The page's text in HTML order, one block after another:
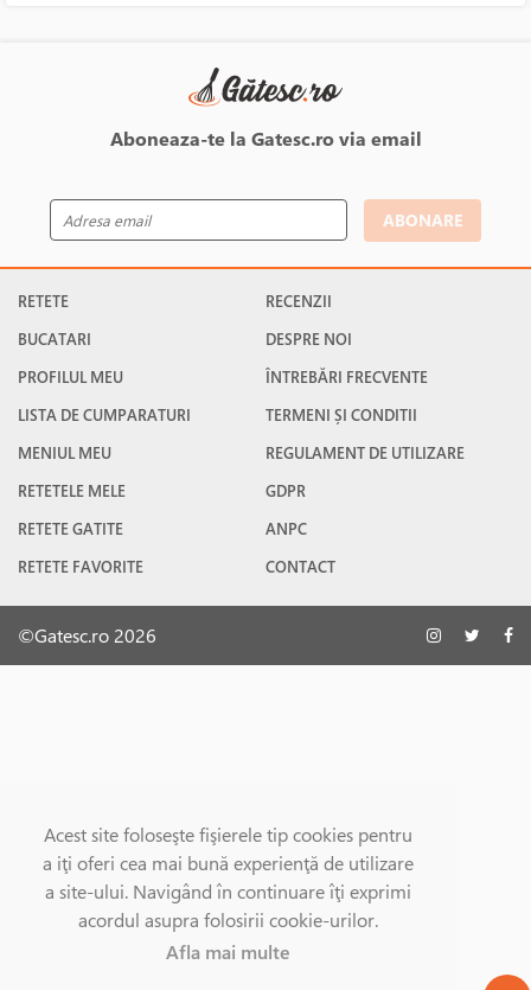
Acest site foloseşte fişierele tip cookies pentru
a iţi oferi cea mai bună experienţă de utilizare
a site-ului. Navigând în continuare îţi exprimi
acordul asupra folosirii cookie-urilor.
Afla mai multe
Aboneaza-te la Gatesc.ro via email
ABONARE
RETETE
BUCATARI
PROFILUL MEU
LISTA DE CUMPARATURI
MENIUL MEU
RETETELE MELE
RETETE GATITE
RETETE FAVORITE
RECENZII
DESPRE NOI
ÎNTREBĂRI FRECVENTE
TERMENI ȘI CONDITII
REGULAMENT DE UTILIZARE
GDPR
ANPC
CONTACT
©Gatesc.ro 2026